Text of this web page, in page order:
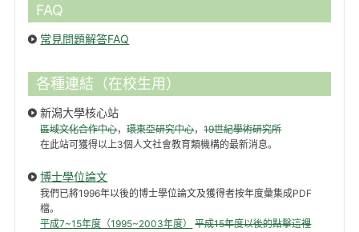
FAQ
常見問題解答FAQ
各種連結（在校生用）
新潟大學核心站
區域文化合作中心，環東亞研究中心，19世紀學術研究所
在此站可獲得以上3個人文社會教育類機構的最新消息。
博士學位論文
我們已將1996年以後的博士學位論文及獲得者按年度彙集成PDF
檔。
平成7~15年度（1995~2003年度）
平成15年度以後的點擊這裡